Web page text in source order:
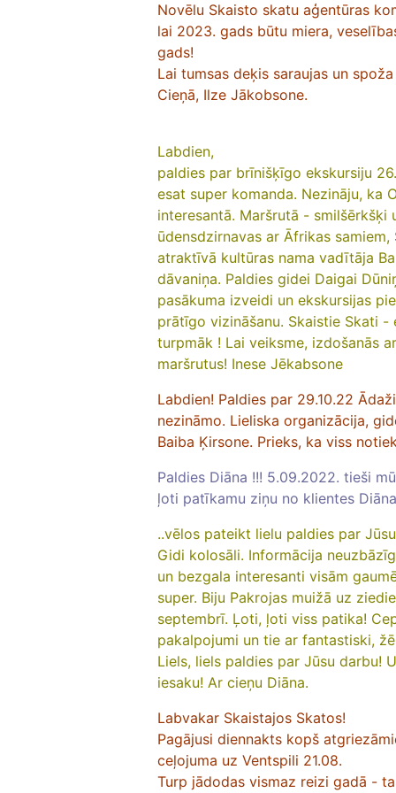
Novēlu Skaisto skatu aģentūras
lai 2023. gads būtu miera,
gads!
Lai tumsas deķis saraujas un
Cieņā, Ilze Jākobsone.
Labdien,
paldies par brīnišķīgo ekskursiju
esat super komanda. Nezināju, ka
interesantā. Maršrutā -
ūdensdzirnavas ar Āfrikas
atraktīvā kultūras nama vadītāja
dāvaniņa. Paldies gidei Daigai
pasākuma izveidi un ekskursijas
prātīgo vizināšanu. Skaistie Skati -
turpmāk ! Lai veiksme, izdošanās
maršrutus! Inese Jēkabsone
Labdien! Paldies par 29.10.22
nezināmo. Lieliska organizācija,
Baiba Ķirsone. Prieks, ka viss
Paldies Diāna !!! 5.09.2022. tieši
ļoti patīkamu ziņu no klientes
..vēlos pateikt lielu paldies par
Gidi kolosāli. Informācija
un bezgala interesanti visām
super. Biju Pakrojas muižā uz
septembrī. Ļoti, ļoti viss patika!
pakalpojumi un tie ar fantastiski,
Liels, liels paldies par Jūsu darbu!
iesaku! Ar cieņu Diāna.
Labvakar Skaistajos Skatos!
Pagājusi diennakts kopš
ceļojuma uz Ventspili 21.08.
Turp jādodas vismaz reizi gadā -